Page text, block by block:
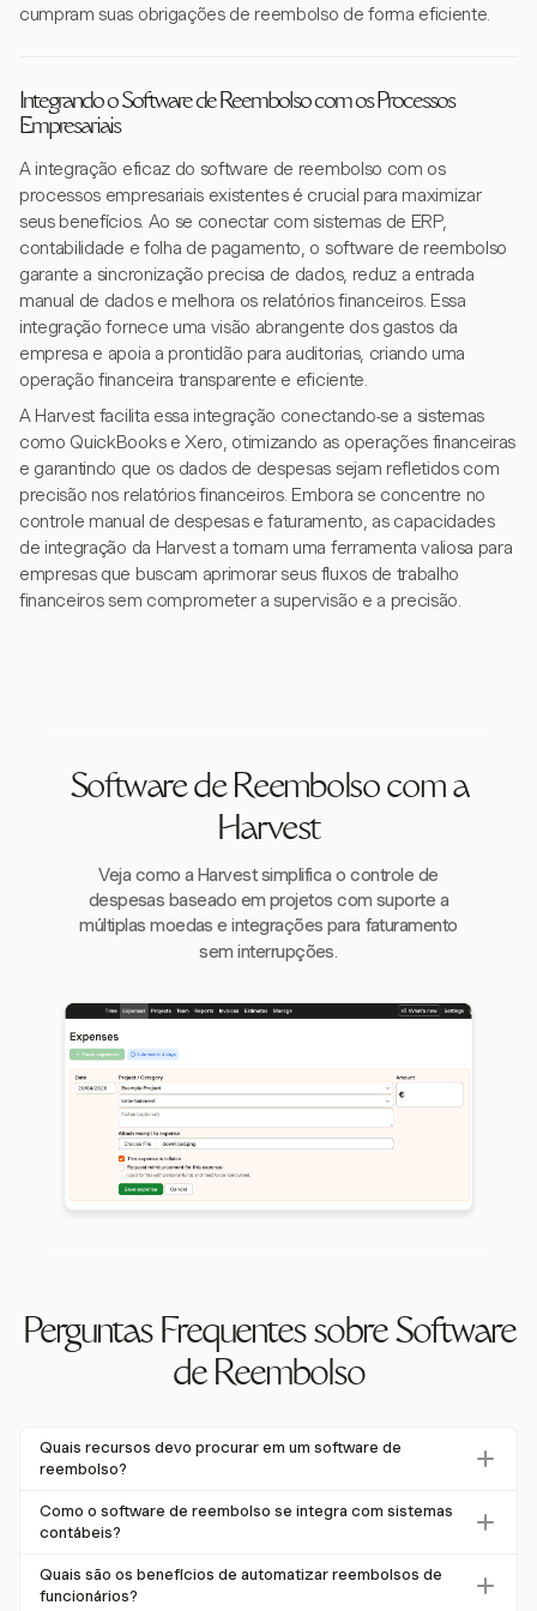
cumpram suas obrigações de reembolso de forma eficiente.
Integrando o Software de Reembolso com os Processos
Empresariais
A integração eficaz do software de reembolso com os
processos empresariais existentes é crucial para maximizar
seus benefícios. Ao se conectar com sistemas de ERP,
contabilidade e folha de pagamento, o software de reembolso
garante a sincronização precisa de dados, reduz a entrada
manual de dados e melhora os relatórios financeiros. Essa
integração fornece uma visão abrangente dos gastos da
empresa e apoia a prontidão para auditorias, criando uma
operação financeira transparente e eficiente.
A Harvest facilita essa integração conectando-se a sistemas
como QuickBooks e Xero, otimizando as operações financeiras
e garantindo que os dados de despesas sejam refletidos com
precisão nos relatórios financeiros. Embora se concentre no
controle manual de despesas e faturamento, as capacidades
de integração da Harvest a tornam uma ferramenta valiosa para
empresas que buscam aprimorar seus fluxos de trabalho
financeiros sem comprometer a supervisão e a precisão.
Software de Reembolso com a
Harvest
Veja como a Harvest simplifica o controle de
despesas baseado em projetos com suporte a
múltiplas moedas e integrações para faturamento
sem interrupções.
Perguntas Frequentes sobre Software
de Reembolso
Quais recursos devo procurar em um software de
reembolso?
Ao avaliar um software de reembolso, procure recursos
como captura automatizada de recibos, motores de
contábeis. Essas ferramentas aumentam a precisão,
Como o software de reembolso se integra com sistemas
contábeis?
O software de reembolso geralmente se integra com
sistemas contábeis por meio de APIs ou conectores
Quais são os benefícios de automatizar reembolsos de
funcionários?